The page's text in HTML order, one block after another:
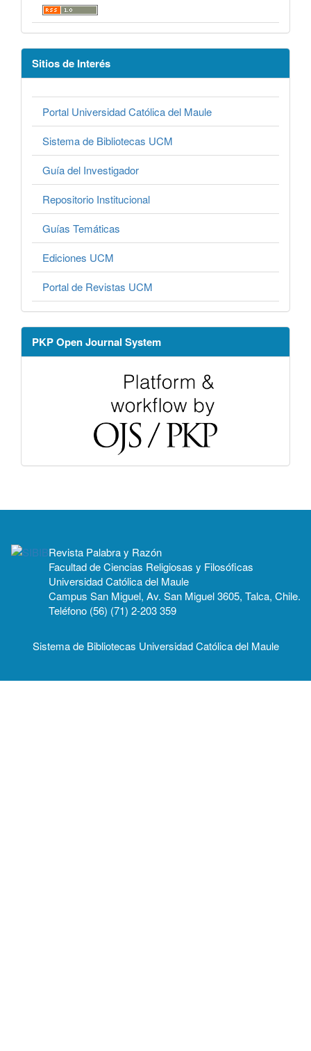
Sitios de Interés
Portal Universidad Católica del Maule
Sistema de Bibliotecas UCM
Guía del Investigador
Repositorio Institucional
Guías Temáticas
Ediciones UCM
Portal de Revistas UCM
PKP Open Journal System
Revista Palabra y Razón
Facultad de Ciencias Religiosas y Filosóficas
Universidad Católica del Maule
Campus San Miguel, Av. San Miguel 3605, Talca, Chile.
Teléfono (56) (71) 2-203 359
Sistema de Bibliotecas Universidad Católica del Maule